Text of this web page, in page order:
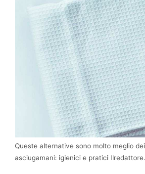
Queste alternative sono molto meglio
asciugamani: igienici e pratici